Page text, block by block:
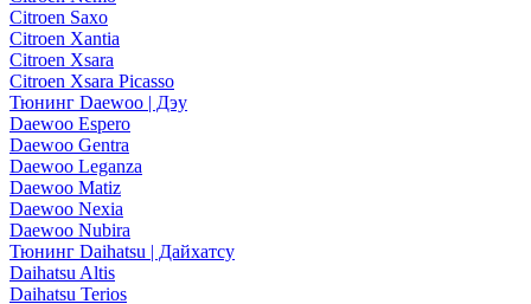
Citroen Saxo
Citroen Xantia
Citroen Xsara
Citroen Xsara Picasso
Тюнинг Daewoo | Дэу
Daewoo Espero
Daewoo Gentra
Daewoo Leganza
Daewoo Matiz
Daewoo Nexia
Daewoo Nubira
Тюнинг Daihatsu | Дайхатсу
Daihatsu Altis
Daihatsu Terios